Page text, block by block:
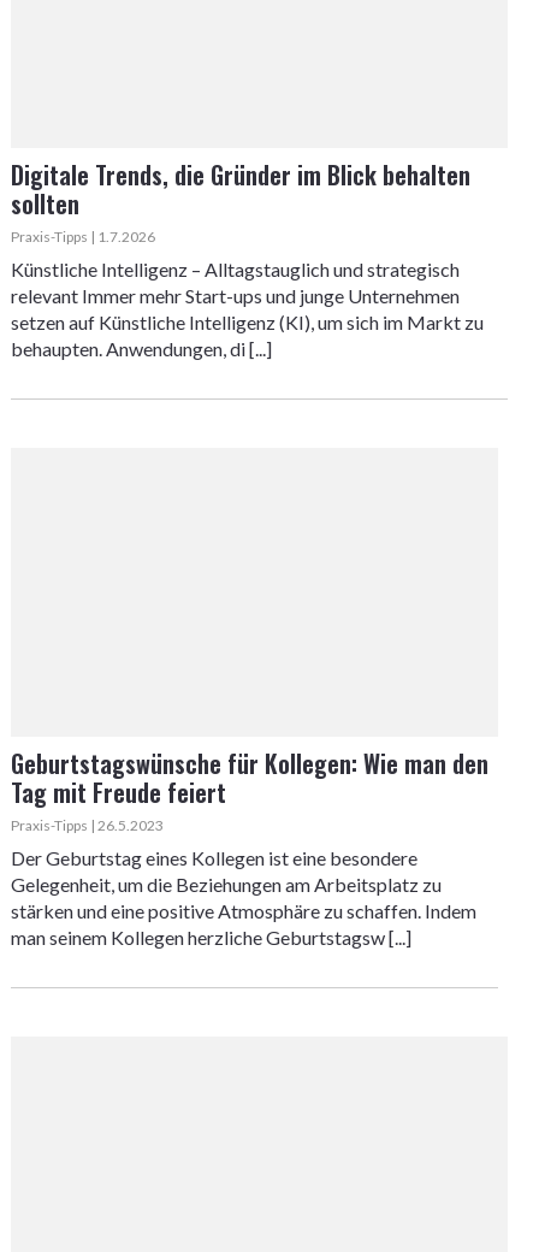
Digitale Trends, die Gründer im Blick behalten
sollten
Praxis-Tipps | 1.7.2026
Künstliche Intelligenz – Alltagstauglich und strategisch
relevant Immer mehr Start-ups und junge Unternehmen
setzen auf Künstliche Intelligenz (KI), um sich im Markt zu
behaupten. Anwendungen, di [...]
Geburtstagswünsche für Kollegen: Wie man den
Tag mit Freude feiert
Praxis-Tipps | 26.5.2023
Der Geburtstag eines Kollegen ist eine besondere
Gelegenheit, um die Beziehungen am Arbeitsplatz zu
stärken und eine positive Atmosphäre zu schaffen. Indem
man seinem Kollegen herzliche Geburtstagsw [...]